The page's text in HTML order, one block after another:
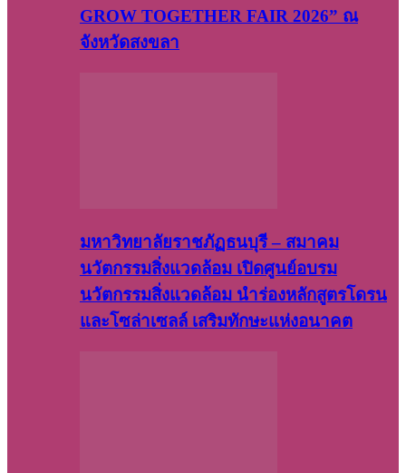
GROW TOGETHER FAIR 2026” ณ
จังหวัดสงขลา
มหาวิทยาลัยราชภัฏธนบุรี – สมาคม
นวัตกรรมสิ่งแวดล้อม เปิดศูนย์อบรม
นวัตกรรมสิ่งแวดล้อม นำร่องหลักสูตรโดรน
และโซล่าเซลล์ เสริมทักษะแห่งอนาคต